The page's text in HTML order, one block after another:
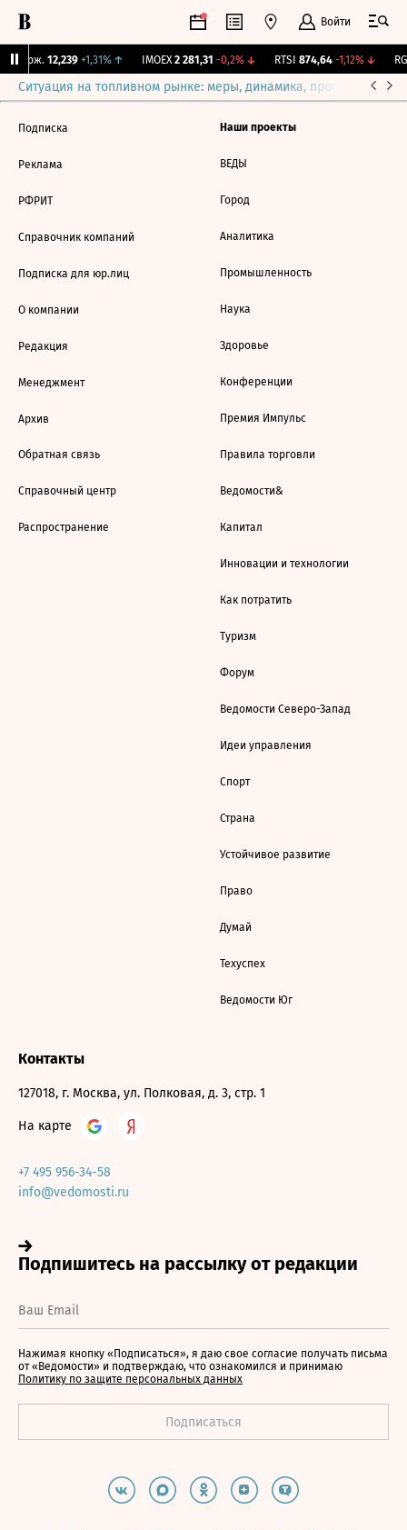
Войти
Бирж. 12,239 +1,31%↑ IMOEX 2 281,31 -0,2%↓ RTSI 874,64 -1,12%↓
Ситуация на топливном рынке: меры, динамика, прогнозы
Подписка
Реклама
РФРИТ
Справочник компаний
Подписка для юр.лиц
О компании
Редакция
Менеджмент
Архив
Обратная связь
Справочный центр
Распространение
Наши проекты
ВЕДЫ
Город
Аналитика
Промышленность
Наука
Здоровье
Конференции
Премия Импульс
Правила торговли
Ведомости&
Капитал
Инновации и технологии
Как потратить
Туризм
Форум
Ведомости Северо-Запад
Идеи управления
Спорт
Страна
Устойчивое развитие
Право
Думай
Техуспех
Ведомости Юг
Контакты
127018, г. Москва, ул. Полковая, д. 3, стр. 1
На карте
+7 495 956-34-58
info@vedomosti.ru
Нажимая кнопку «Подписаться», я даю свое согласие получать письма
от «Ведомости» и подтверждаю, что ознакомился и принимаю
Политику по защите персональных данных